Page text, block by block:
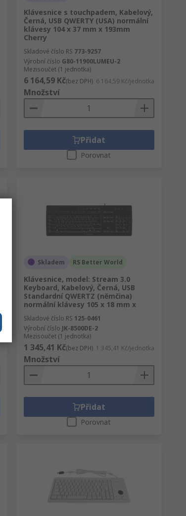
Klávesnice s touchpadem, Kabelový,
Černá, USB QWERTY (USA) normální
klávesy 104 x 37 mm x 193mm
Cherry
Skladové číslo RS 773-9257
Výrobní číslo G80-11900LUMEU-2
Mezisoučet (1 jednotka)
6 164,59 Kč(bez DPH) 6 164,59 Kč/jednotka
Množství
Přidat
Porovnat
Skladem RS Better World
Klávesnice, model: Stream 3.0
Keyboard, Kabelový, Černá, USB
Standardní QWERTZ (němčina)
normální klávesy 105 x 18 mm x
Skladové číslo RS 125-0461
Výrobní číslo JK-8500DE-2
Mezisoučet (1 jednotka)
1 345,41 Kč(bez DPH) 1 345,41 Kč/jednotka
Množství
Přidat
Porovnat